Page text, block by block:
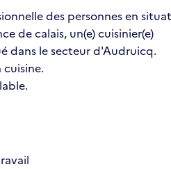
des personnes en
de calais, un(e) cuisinier(e)
dans le secteur d'Audruicq.